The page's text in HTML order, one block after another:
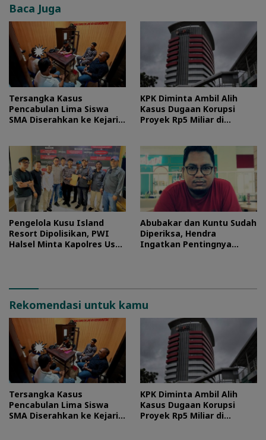
Baca Juga
Tersangka Kasus
Pencabulan Lima Siswa
SMA Diserahkan ke Kejari
KPK Diminta Ambil Alih
Kasus Dugaan Korupsi
Proyek Rp5 Miliar di
Pengelola Kusu Island
Resort Dipolisikan, PWI
Halsel Minta Kapolres Usut
Abubakar dan Kuntu Sudah
Diperiksa, Hendra
Ingatkan Pentingnya
Rekomendasi untuk kamu
Tersangka Kasus
Pencabulan Lima Siswa
SMA Diserahkan ke Kejari
KPK Diminta Ambil Alih
Kasus Dugaan Korupsi
Proyek Rp5 Miliar di